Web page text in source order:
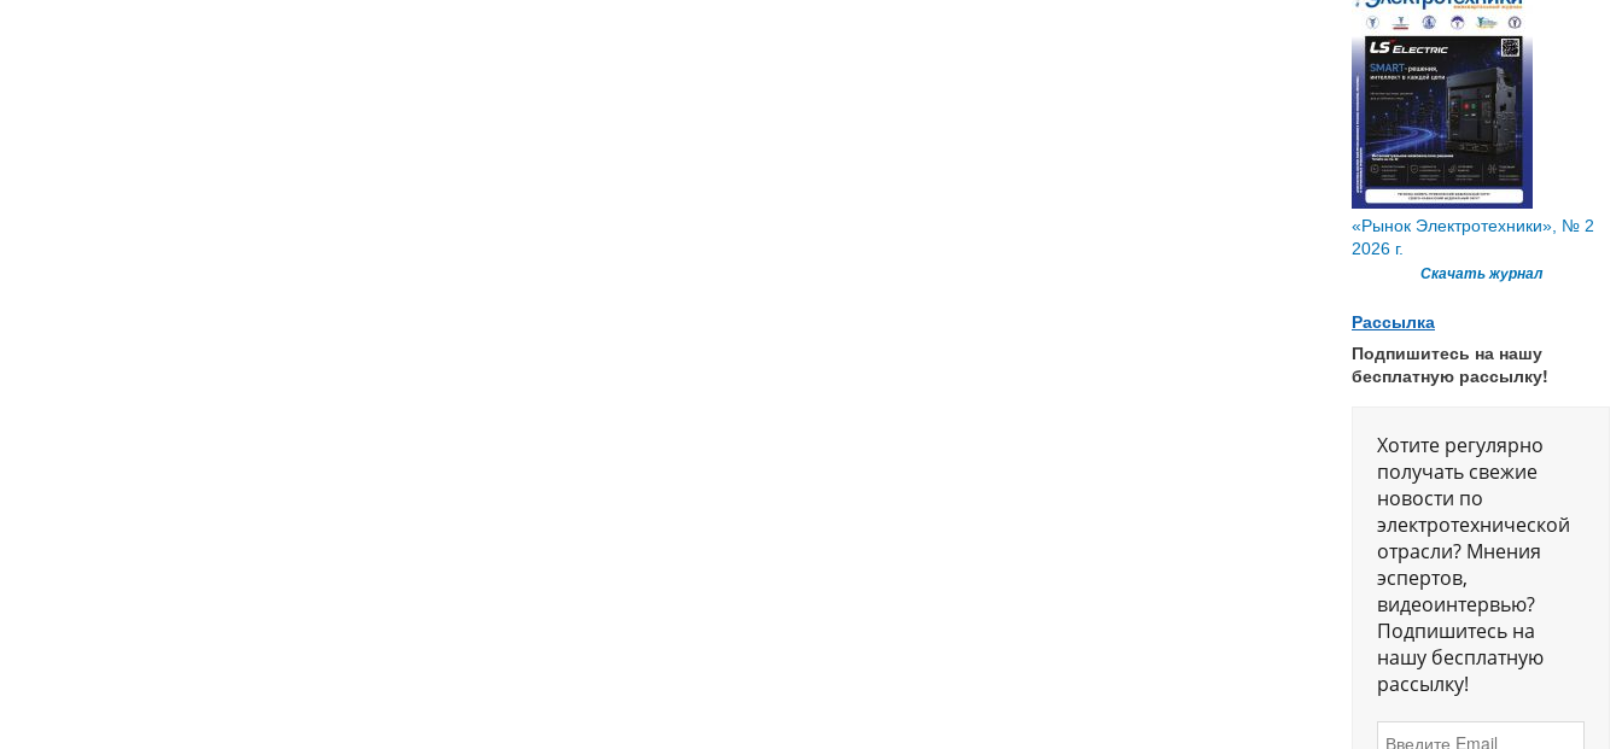
«Рынок Электротехники», № 2
2026 г.
Скачать журнал
Рассылка
Подпишитесь на нашу
бесплатную рассылку!
Хотите регулярно
получать свежие
новости по
электротехнической
отрасли? Мнения
эспертов,
видеоинтервью?
Подпишитесь на
нашу бесплатную
рассылку!